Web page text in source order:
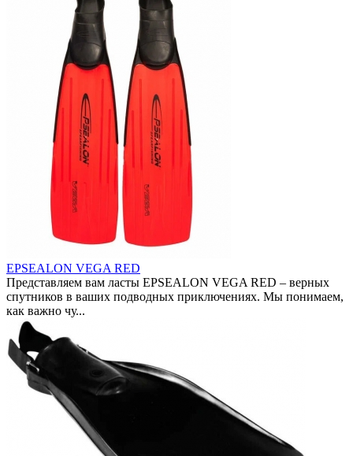
EPSEALON VEGA RED
Представляем вам ласты EPSEALON VEGA RED – верных
спутников в ваших подводных приключениях. Мы понимаем,
как важно чу...